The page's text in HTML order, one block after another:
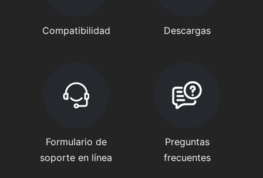
Compatibilidad Descargas
Formulario de
soporte en línea
Preguntas
frecuentes